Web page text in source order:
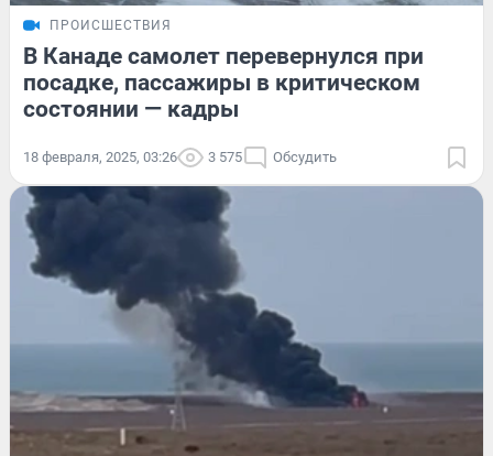
ПРОИСШЕСТВИЯ
В Канаде самолет перевернулся при
посадке, пассажиры в критическом
состоянии — кадры
18 февраля, 2025, 03:26 3 575 Обсудить